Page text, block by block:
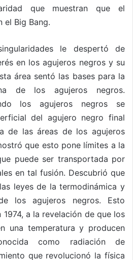
que muestran que el
el Big Bang.
le despertó de
en los agujeros negros y su
área sentó las bases para la
de los agujeros negros.
los agujeros negros se
del agujero negro final
de las áreas de los agujeros
que esto pone límites a la
puede ser transportada por
en tal fusión. Descubrió que
leyes de la termodinámica y
los agujeros negros. Esto
a la revelación de que los
una temperatura y producen
como radiación de
que revolucionó la física